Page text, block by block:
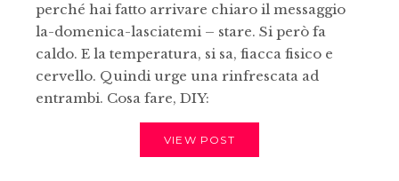
perché hai fatto arrivare chiaro il messaggio
la-domenica-lasciatemi – stare. Si però fa
caldo. E la temperatura, si sa, fiacca fisico e
cervello. Quindi urge una rinfrescata ad
entrambi. Cosa fare, DIY:
VIEW POST